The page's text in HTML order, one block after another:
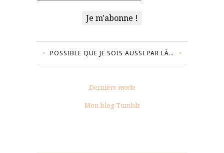
POSSIBLE QUE JE SOIS AUSSI PAR LÀ…
Dernière mode
Mon blog Tumblr